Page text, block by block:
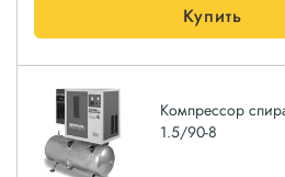
Купить
Компрессор
1.5/90-8